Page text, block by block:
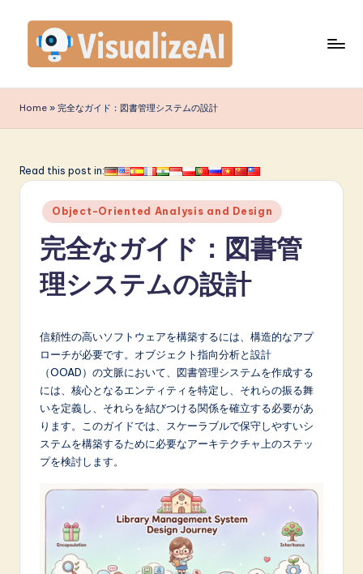
content
is
u
li
A
Home » 完全なガイド：図書管理システムの設計
Read this post in:
Posted
in
Object-Oriented Analysis and Design
完全なガイド：図書管
理システムの設計
信頼性の高いソフトウェアを構築するには、構造的なアプ
ローチが必要です。オブジェクト指向分析と設計
（OOAD）の文脈において、図書管理システムを作成する
には、核心となるエンティティを特定し、それらの振る舞
いを定義し、それらを結びつける関係を確立する必要があ
ります。このガイドでは、スケーラブルで保守しやすいシ
ステムを構築するために必要なアーキテクチャ上のステッ
プを検討します。